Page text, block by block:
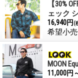
【30%
ェック
16,940円 (
希望小
MOON
11,000円